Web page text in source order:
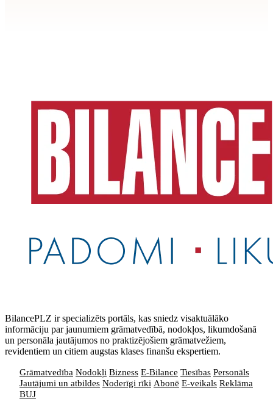
BilancePLZ ir specializēts portāls, kas sniedz visaktuālāko
informāciju par jaunumiem grāmatvedībā, nodokļos, likumdošanā
un personāla jautājumos no praktizējošiem grāmatvežiem,
revidentiem un citiem augstas klases finanšu ekspertiem.
Grāmatvedība Nodokļi Bizness E-Bilance Tiesības Personāls
Jautājumi un atbildes Noderīgi rīki Abonē E-veikals Reklāma
BUJ